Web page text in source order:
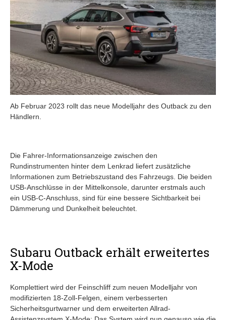
Ab Februar 2023 rollt das neue Modelljahr des Outback zu den
Händlern.
Die Fahrer-Informationsanzeige zwischen den
Rundinstrumenten hinter dem Lenkrad liefert zusätzliche
Informationen zum Betriebszustand des Fahrzeugs. Die beiden
USB-Anschlüsse in der Mittelkonsole, darunter erstmals auch
ein USB-C-Anschluss, sind für eine bessere Sichtbarkeit bei
Dämmerung und Dunkelheit beleuchtet.
Subaru Outback erhält erweitertes
X-Mode
Komplettiert wird der Feinschliff zum neuen Modelljahr von
modifizierten 18-Zoll-Felgen, einem verbesserten
Sicherheitsgurtwarner und dem erweiterten Allrad-